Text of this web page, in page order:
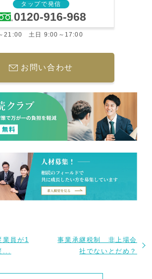
タップで発信
0120-916-968
21:00 土日 9:00～17:00
お問い合わせ
員が1
...
事業承継税制 非上場会
社でないとだめ？